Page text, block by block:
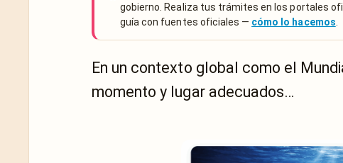
gobierno. Realiza tus trámites en los portales
guía con fuentes oficiales — cómo lo hacemos
En un contexto global como el
momento y lugar adecuados…